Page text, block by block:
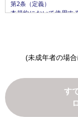
む）
3.ユーザが利用中のサ
5.利用規約に違反した
うとするユーザの特定
6.ユーザにご自身の登
7.有料サービスにおい
8.上記の利用目的に付
第4条（利用目的の変更）
当社は、利用目的が変
第2条（定義）
本規約において使用す
2.「本サービス」　当
市松山町26番4）にお
ス利用契約を締結された
4.「受講者」　申込者
用するすべての方をい
5.「本サービス利用契
(未成年者の場
す